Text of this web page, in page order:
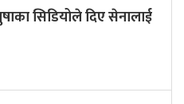
सिडियोले दिए सेनालाई